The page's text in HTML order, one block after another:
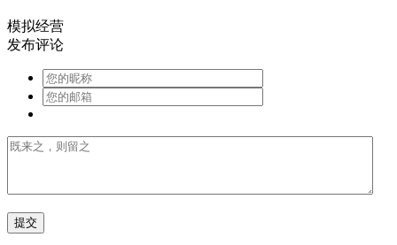
模拟经营
发布评论